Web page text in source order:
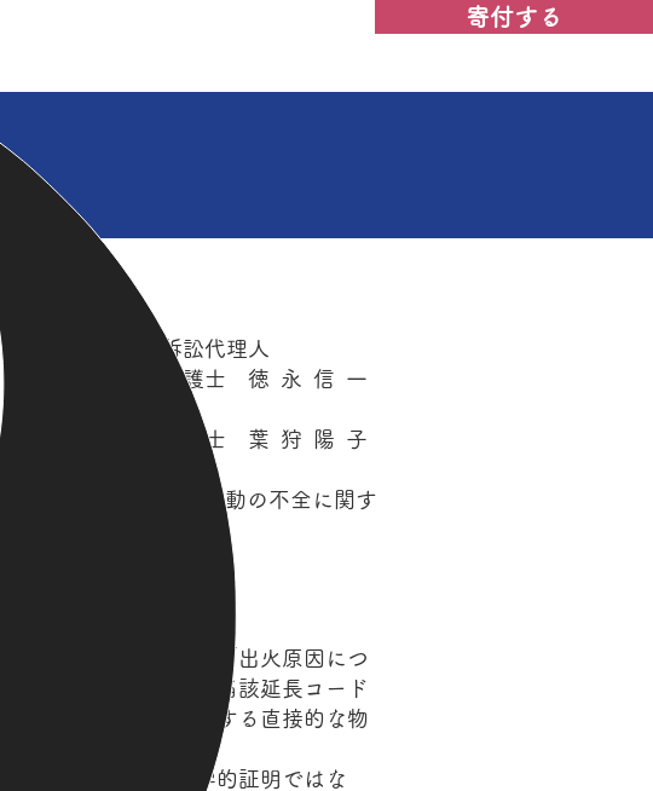
寄付する
原告ら訴訟代理人
弁護士 徳永信一
弁護士 葉狩陽子
関するもの、消火活動の不全に関す
のである。
調査を行なった結果「出火原因につ
火の可能性は唯一「当該延長コード
と、これを発火源とする直接的な物
きる。
許されない自然科学的証明ではな